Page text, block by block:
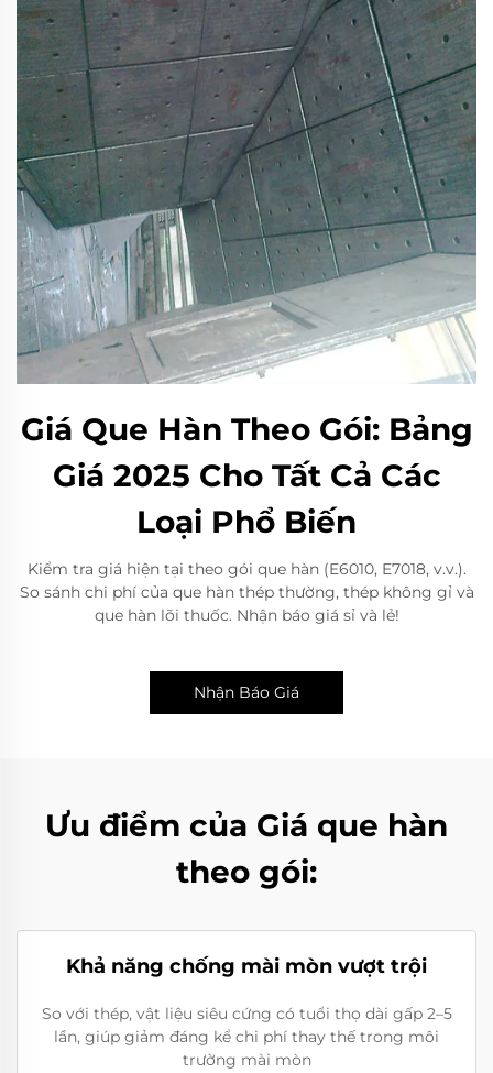
Giá Que Hàn Theo Gói: Bảng
Giá 2025 Cho Tất Cả Các
Loại Phổ Biến
Kiểm tra giá hiện tại theo gói que hàn (E6010, E7018, v.v.).
So sánh chi phí của que hàn thép thường, thép không gỉ và
que hàn lõi thuốc. Nhận báo giá sỉ và lẻ!
Nhận Báo Giá
Ưu điểm của Giá que hàn
theo gói:
Khả năng chống mài mòn vượt trội
So với thép, vật liệu siêu cứng có tuổi thọ dài gấp 2–5
lần, giúp giảm đáng kể chi phí thay thế trong môi
trường mài mòn